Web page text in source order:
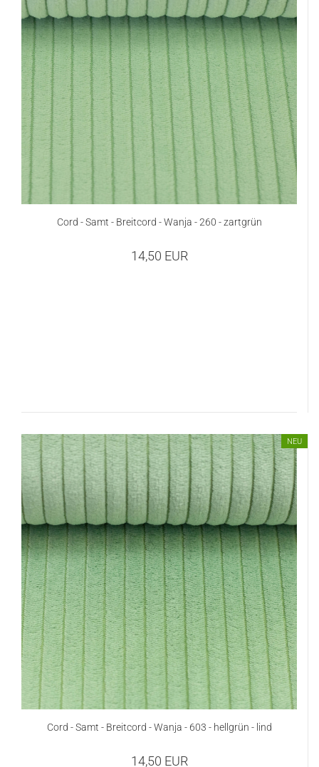
Cord - Samt - Breitcord - Wanja - 260 - zartgrün
14,50 EUR
NEU
Cord - Samt - Breitcord - Wanja - 603 - hellgrün - lind
14,50 EUR